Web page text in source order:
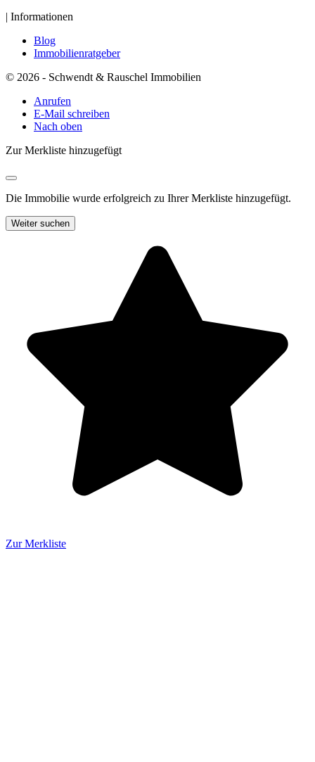
| Informationen
Blog
Immobilienratgeber
© 2026 - Schwendt & Rauschel Immobilien
Anrufen
E-Mail schreiben
Nach oben
Zur Merkliste hinzugefügt
Die Immobilie wurde erfolgreich zu Ihrer Merkliste hinzugefügt.
Weiter suchen
Zur Merkliste